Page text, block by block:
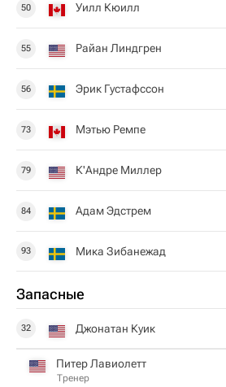
50 Уилл Кюилл
55 Райан Линдгрен
56 Эрик Густафссон
73 Мэтью Ремпе
79 К'Андре Миллер
84 Адам Эдстрем
93 Мика Зибанежад
Запасные
32 Джонатан Куик
Питер Лавиолетт
Тренер